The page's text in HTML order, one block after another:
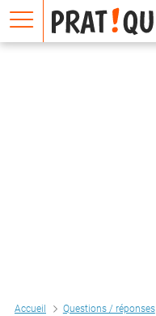
Accueil Questions / réponses
E
m
a